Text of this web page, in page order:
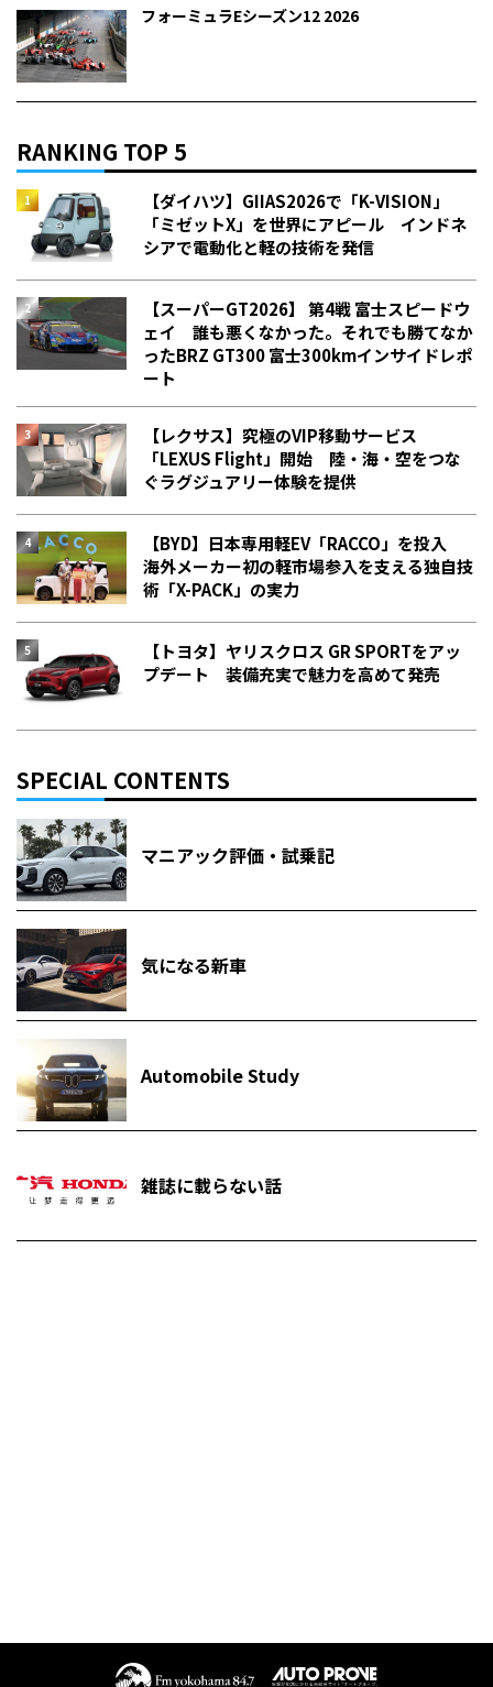
フォーミュラEシーズン12 2026
RANKING TOP 5
【ダイハツ】GIIAS2026で「K-VISION」
「ミゼットX」を世界にアピール インドネ
シアで電動化と軽の技術を発信
【スーパーGT2026】 第4戦 富士スピードウ
ェイ 誰も悪くなかった。それでも勝てなか
った――BRZ GT300 富士300kmインサイドレポ
ート
【レクサス】究極のVIP移動サービス
「LEXUS Flight」開始 陸・海・空をつな
ぐラグジュアリー体験を提供
【BYD】日本専用軽EV「RACCO」を投入
海外メーカー初の軽市場参入を支える独自技
術「X-PACK」の実力
【トヨタ】ヤリスクロス GR SPORTをアッ
プデート 装備充実で魅力を高めて発売
SPECIAL CONTENTS
マニアック評価・試乗記
気になる新車
Automobile Study
雑誌に載らない話